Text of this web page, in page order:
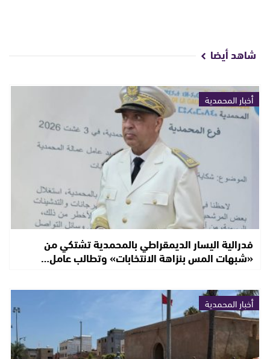
شاهد أيضا
أخبار المحمدية
فدرالية اليسار الديمقراطي بالمحمدية تشتكي من
«شبهات المس بنزاهة الانتخابات» وتطالب عامل…
أخبار المحمدية